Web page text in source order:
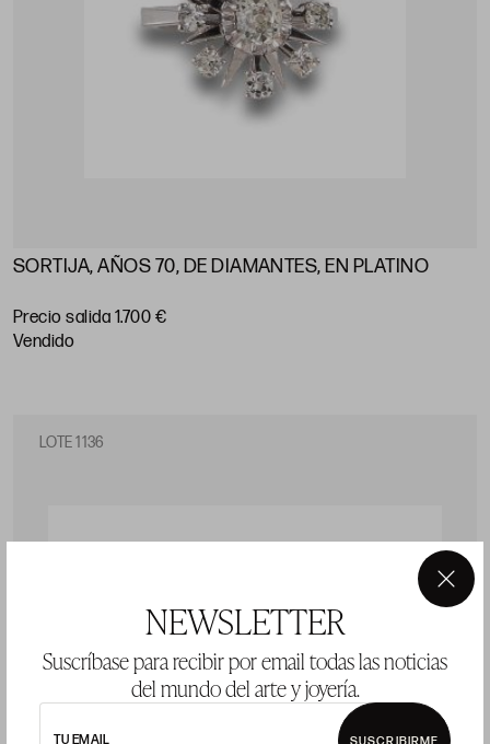
NEWSLETTER
Suscríbase para recibir por email todas las noticias
del mundo del arte y joyería.
TU EMAIL SUSCRIBIRME
×
SORTIJA, AÑOS 70, DE DIAMANTES, EN PLATINO
Precio salida 1.700 €
vendido
LOTE 1136